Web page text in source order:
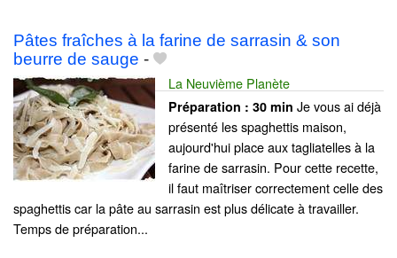
Pâtes fraîches à la farine de sarrasin & son
beurre de sauge -
La Neuvième Planète
Préparation : 30 min Je vous ai déjà
présenté les spaghettis maison,
aujourd'hui place aux tagliatelles à la
farine de sarrasin. Pour cette recette,
il faut maîtriser correctement celle des
spaghettis car la pâte au sarrasin est plus délicate à travailler.
Temps de préparation...